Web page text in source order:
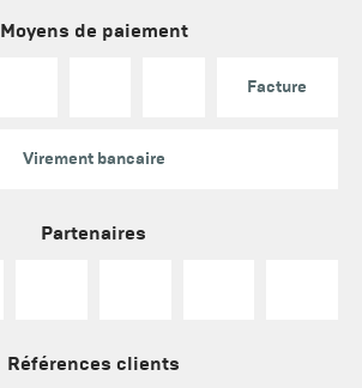
Moyens de paiement
Facture
Virement bancaire
Partenaires
Références clients